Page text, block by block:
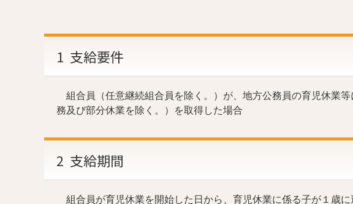
1 支給要件
組合員（任意継続組合員を除く。）が、地方公務員の育児休業
務及び部分休業を除く。）を取得した場合
2 支給期間
組合員が育児休業を開始した日から、育児休業に係る子が１歳